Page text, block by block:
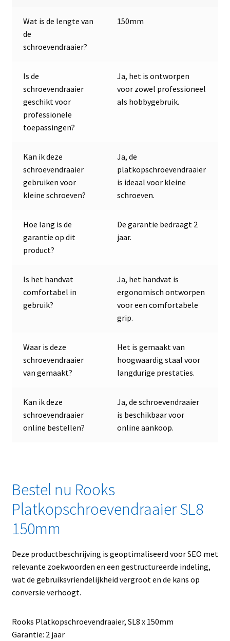
Wat is de lengte van
de
schroevendraaier?
150mm
Is de
schroevendraaier
geschikt voor
professionele
toepassingen?
Ja, het is ontworpen
voor zowel professioneel
als hobbygebruik.
Kan ik deze
schroevendraaier
gebruiken voor
kleine schroeven?
Ja, de
platkopschroevendraaier
is ideaal voor kleine
schroeven.
Hoe lang is de
garantie op dit
product?
De garantie bedraagt 2
jaar.
Is het handvat
comfortabel in
gebruik?
Ja, het handvat is
ergonomisch ontworpen
voor een comfortabele
grip.
Waar is deze
schroevendraaier
van gemaakt?
Het is gemaakt van
hoogwaardig staal voor
langdurige prestaties.
Kan ik deze
schroevendraaier
online bestellen?
Ja, de schroevendraaier
is beschikbaar voor
online aankoop.
Bestel nu Rooks
Platkopschroevendraaier SL8
150mm
Deze productbeschrijving is geoptimaliseerd voor SEO met
relevante zoekwoorden en een gestructureerde indeling,
wat de gebruiksvriendelijkheid vergroot en de kans op
conversie verhoogt.
Rooks Platkopschroevendraaier, SL8 x 150mm
Garantie: 2 jaar